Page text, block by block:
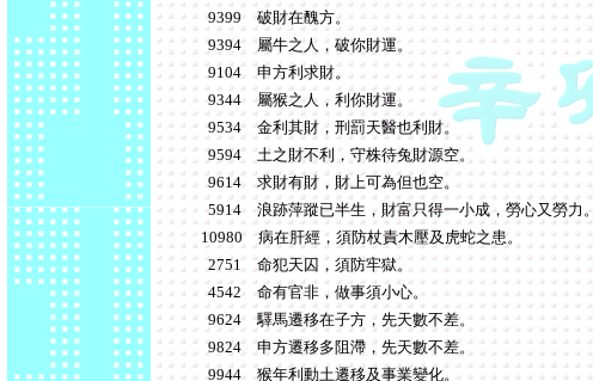
9399 破財在醜方。
9394 屬牛之人，破你財運。
9104 申方利求財。
9344 屬猴之人，利你財運。
9534 金利其財，刑罰天醫也利財。
9594 土之財不利，守株待兔財源空。
9614 求財有財，財上可為但也空。
5914 浪跡萍蹤已半生，財富只得一小成，勞心又勞力。
10980 病在肝經，須防杖責木壓及虎蛇之患。
2751 命犯天囚，須防牢獄。
4542 命有官非，做事須小心。
9624 驛馬遷移在子方，先天數不差。
9824 申方遷移多阻滯，先天數不差。
9944 猴年利動土遷移及事業變化。